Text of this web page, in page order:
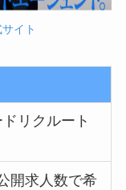
イト
リクルート
開求人数で希